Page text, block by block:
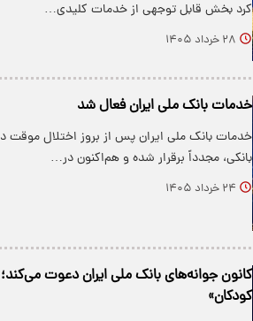
کرد بخش قابل توجهی از خدمات کلیدی…
۲۸ خرداد ۱۴۰۵
خدمات بانک ملی ایران فعال شد
خدمات بانک ملی ایران پس از بروز اختلال
بانکی، مجدداً برقرار شده و هم‌اکنون در…
۲۴ خرداد ۱۴۰۵
کانون جوانه‌های بانک ملی ایران دعوت
کودکان»